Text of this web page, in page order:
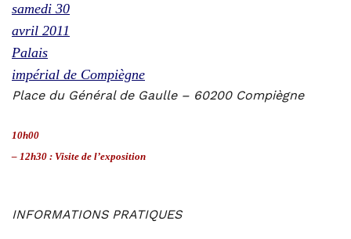
samedi 30
avril 2011
Palais
impérial de Compiègne
Place du Général de Gaulle – 60200 Compiègne
10h00
– 12h30 : Visite de l’exposition
INFORMATIONS PRATIQUES